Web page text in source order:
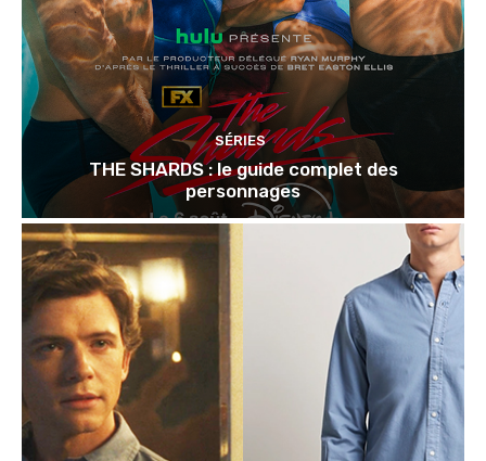
SÉRIES
THE SHARDS : le guide complet des
personnages